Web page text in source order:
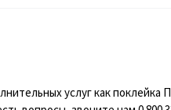
услуг как поклейка